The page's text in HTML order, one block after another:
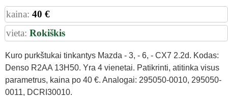
kaina: 40 €
vieta: Rokiškis
Kuro purkštukai tinkantys Mazda - 3, - 6, - CX7 2.2d. Kodas:
Denso R2AA 13H50. Yra 4 vienetai. Patikrinti, atitinka visus
parametrus, kaina po 40 €. Analogai: 295050-0010, 295050-
0011, DCRI30010.